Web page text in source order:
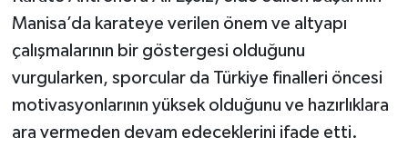
Manisa’da karateye verilen önem ve altyapı
çalışmalarının bir göstergesi olduğunu
vurgularken, sporcular da Türkiye finalleri öncesi
motivasyonlarının yüksek olduğunu ve hazırlıklara
ara vermeden devam edeceklerini ifade etti.